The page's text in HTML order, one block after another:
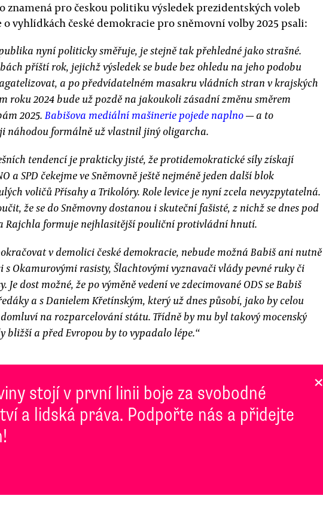
znamená pro českou politiku výsledek prezidentských voleb
o vyhlídkách české demokracie pro sněmovní volby 2025 psali:
nyní politicky směřuje, je stejně tak přehledné jako strašné.
příští rok, jejichž výsledek se bude bez ohledu na jeho podobu
a po předvídatelném masakru vládních stran v krajských
roku 2024 bude už pozdě na jakoukoli zásadní změnu směrem
2025. Babišova mediální mašinerie pojede naplno— a to
náhodou formálně už vlastnil jiný oligarcha.
tendencí je prakticky jisté, že protidemokratické síly získají
a SPD čekejme ve Sněmovně ještě nejméně jeden další blok
voličů Přísahy a Trikolóry. Role levice je nyní zcela nevyzpytatelná.
že se do Sněmovny dostanou i skuteční fašisté, z nichž se dnes pod
Rajchla formuje nejhlasitější pouliční protivládní hnutí.
v demolici české demokracie, nebude možná Babiš ani nutně
Okamurovými rasisty, Šlachtovými vyznavači vlády pevné ruky či
Je dost možné, že po výměně vedení ve zdecimované ODS se Babiš
a s Danielem Křetínským, který už dnes působí, jako by celou
na rozparcelování státu. Třídně by mu byl takový mocenský
bližší a před Evropou by to vypadalo lépe.“
stojí v první linii boje za svobodné
a lidská práva. Podpořte nás a přidejte
×